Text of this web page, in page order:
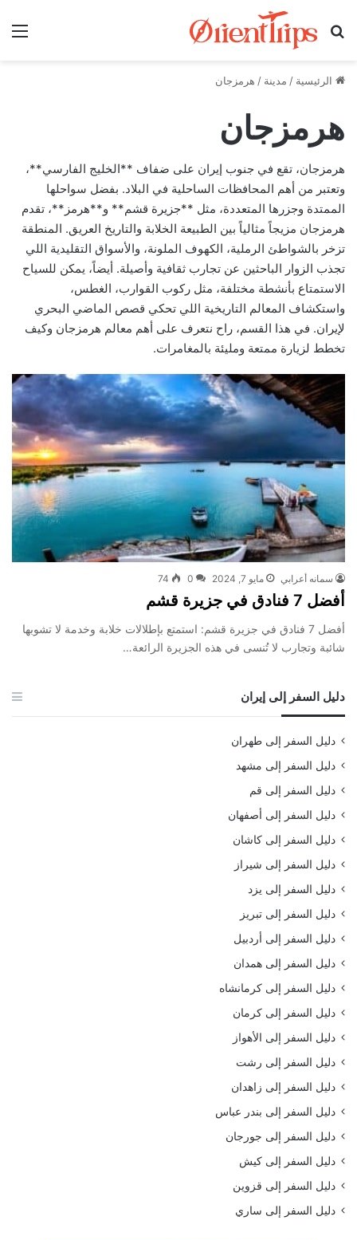
بحث عن
الرئيسية / مدينة / هرمزجان
هرمزجان
هرمزجان، تقع في جنوب إيران على ضفاف **الخليج الفارسي**،
وتعتبر من أهم المحافظات الساحلية في البلاد. بفضل سواحلها
الممتدة وجزرها المتعددة، مثل **جزيرة قشم** و**هرمز**، تقدم
هرمزجان مزيجاً مثالياً بين الطبيعة الخلابة والتاريخ العريق. المنطقة
تزخر بالشواطئ الرملية، الكهوف الملونة، والأسواق التقليدية اللي
تجذب الزوار الباحثين عن تجارب ثقافية وأصيلة. أيضاً، يمكن للسياح
الاستمتاع بأنشطة مختلفة، مثل ركوب القوارب، الغطس،
واستكشاف المعالم التاريخية اللي تحكي قصص الماضي البحري
لإيران. في هذا القسم، راح نتعرف على أهم معالم هرمزجان وكيف
تخطط لزيارة ممتعة ومليئة بالمغامرات.
سمانه أعرابي مايو 7, 2024 0
74
أفضل 7 فنادق في جزيرة قشم
أفضل 7 فنادق في جزيرة قشم: استمتع بإطلالات خلابة وخدمة لا تشوبها
شائبة وتجارب لا تُنسى في هذه الجزيرة الرائعة…
دليل السفر إلى إيران
دليل السفر إلى طهران
دليل السفر إلى مشهد
دليل السفر إلى قم
دليل السفر إلى أصفهان
دليل السفر إلى كاشان
دليل السفر إلى شيراز
دليل السفر إلى يزد
دليل السفر إلى تبريز
دليل السفر إلى أردبيل
دليل السفر إلى همدان
دليل السفر إلى كرمانشاه
دليل السفر إلى كرمان
دليل السفر إلى الأهواز
دليل السفر إلى رشت
دليل السفر إلى زاهدان
دليل السفر إلى بندر عباس
دليل السفر إلى جورجان
دليل السفر إلى كيش
دليل السفر إلى قزوين
دليل السفر إلى ساري